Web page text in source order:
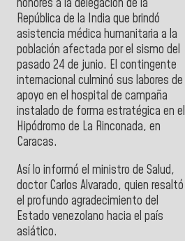
honores a la delegación de la
República de la India que brindó
asistencia médica humanitaria a la
población afectada por el sismo del
pasado 24 de junio. El contingente
internacional culminó sus labores de
apoyo en el hospital de campaña
instalado de forma estratégica en el
Hipódromo de La Rinconada, en
Caracas.
Así lo informó el ministro de Salud,
doctor Carlos Alvarado, quien resaltó
el profundo agradecimiento del
Estado venezolano hacia el país
asiático.